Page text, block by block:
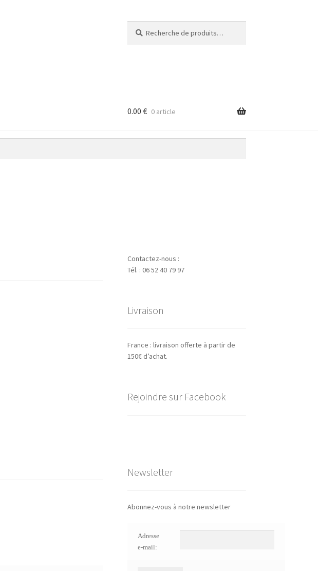
pour :
0.00 € 0 article
Contactez-nous :
Tél. : 06 52 40 79 97
Livraison
France : livraison offerte à partir de
150€ d’achat.
Rejoindre sur Facebook
Newsletter
Abonnez-vous à notre newsletter
Adresse
e-mail: